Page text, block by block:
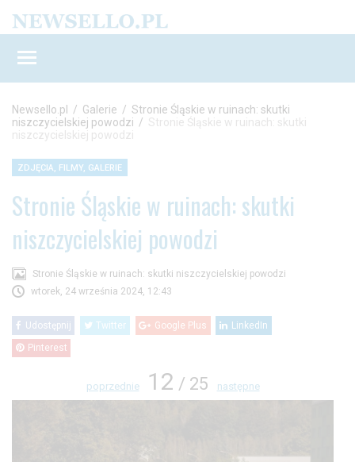
Newsello.pl / Galerie / Stronie Śląskie w ruinach: skutki
niszczycielskiej powodzi / Stronie Śląskie w ruinach: skutki
niszczycielskiej powodzi
ZDJĘCIA, FILMY, GALERIE
Stronie Śląskie w ruinach: skutki
niszczycielskiej powodzi
Stronie Śląskie w ruinach: skutki niszczycielskiej powodzi
wtorek, 24 września 2024, 12:43
Udostępnij Twitter Google Plus LinkedIn
Pinterest
poprzednie 12 / 25 następne